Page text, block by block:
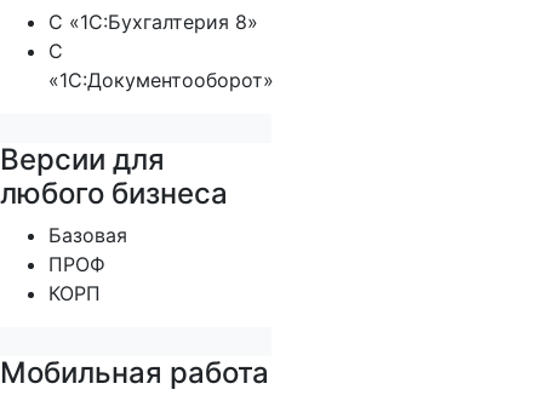
С «1С:Бухгалтерия 8»
С
«1С:Документооборот»
Версии для
любого бизнеса
Базовая
ПРОФ
КОРП
Мобильная работа